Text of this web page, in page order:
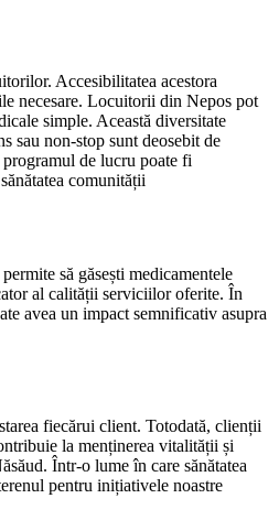
Accesibilitatea acestora
necesare. Locuitorii din Nepos pot
simple. Această diversitate
sau non-stop sunt deosebit de
de lucru poate fi
comunității
să găsești medicamentele
al calității serviciilor oferite. În
avea un impact semnificativ asupra
fiecărui client. Totodată, clienții
la menținerea vitalității și
Într-o lume în care sănătatea
pentru inițiativele noastre